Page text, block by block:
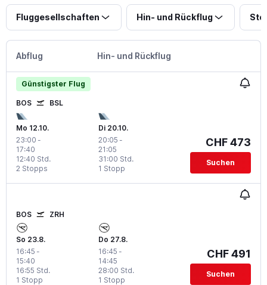
Fluggesellschaften Hin- und Rückflug
Abflug Hin- und Rückflug
Günstigster Flug
BOS BSL
Mo 12.10.
23:00 -
17:40
2 Stopps
12:40 Std.
Di 20.10.
20:05 -
21:05
1 Stopp
31:00 Std.
CHF 473
Suchen
BOS ZRH
So 23.8.
16:45 -
15:40
1 Stopp
16:55 Std.
Do 27.8.
16:45 -
14:45
1 Stopp
28:00 Std.
CHF 491
Suchen